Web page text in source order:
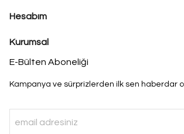
Hesabım
Kurumsal
E-Bülten Aboneliği
Kampanya ve sürprizlerden ilk sen haberdar